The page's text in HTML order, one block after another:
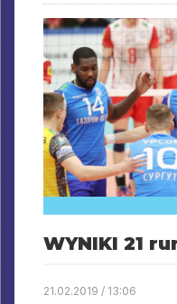
WYNIKI 21
21.02.2019 / 13:06